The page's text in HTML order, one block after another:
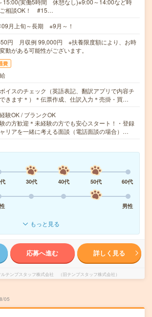
15:00(実働5時間 休憩なし)※9:00～14:00など時
相談OK！ #15…
月上旬～長期 ※9月～！
円 月収例 99,000円 ※扶養限度額により、お時
動がある可能性がございます。
費
イスのチェック（英語表記、翻訳アプリで内容チ
きます＊）＊伝票作成、仕訳入力＊売掛・買…
験OK / ブランクOK
の方歓迎＊未経験の方でも安心スタート！・登録
リアを一緒に考える面談（電話面談の場合）…
30代 40代 50代
60代
男性
もっと見る
応募へ進む 詳しく見る
テンプスタッフ株式会社 （旧テンプスタッフ株式会社）
05